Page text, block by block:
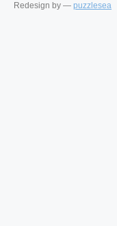
Redesign by — puzzlesea